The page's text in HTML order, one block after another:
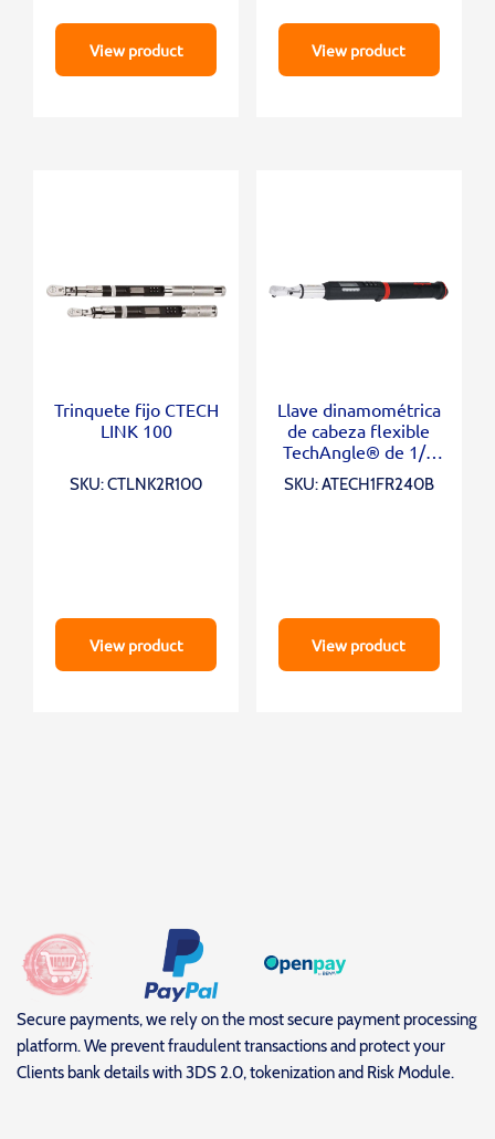
View product View product
Trinquete fijo CTECH
LINK 100
SKU: CTLNK2R100
View product
Llave dinamométrica
de cabeza flexible
TechAngle® de 1/4
SKU: ATECH1FR240B
View product
Secure payments, we rely on the most secure payment processing
platform. We prevent fraudulent transactions and protect your
Clients bank details with 3DS 2.0, tokenization and Risk Module.